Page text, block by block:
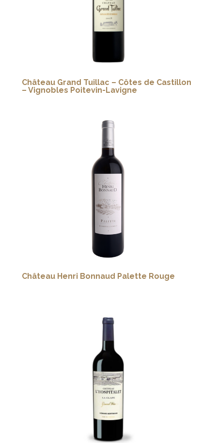
Château Grand Tuillac – Côtes de Castillon
– Vignobles Poitevin-Lavigne
Château Henri Bonnaud Palette Rouge